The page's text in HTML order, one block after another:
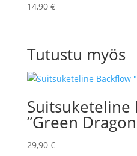
14,90 €
Tutustu myös
Suitsuketeline
”Green
29,90 €